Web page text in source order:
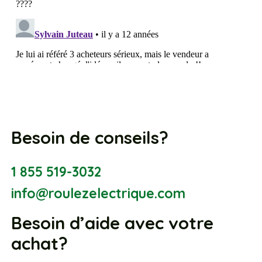
Besoin de conseils?
1 855 519-3032
info@roulezelectrique.com
Besoin d’aide avec votre
achat?